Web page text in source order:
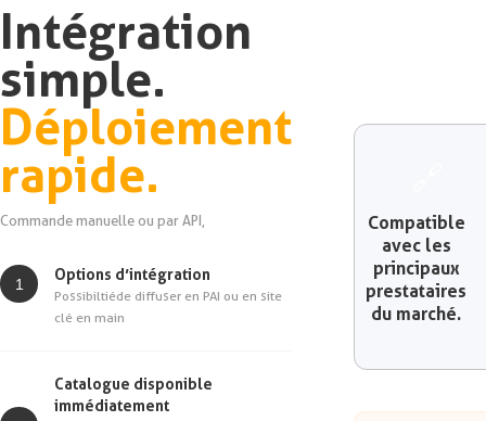
Intégration
simple.
Déploiement
rapide.
Commande manuelle ou par API,
1
Options d’intégration
Possibiltiéde diffuser en PAI ou en site
clé en main
Catalogue disponible
immédiatement
Compatible
avec les
principaux
prestataires
du marché.